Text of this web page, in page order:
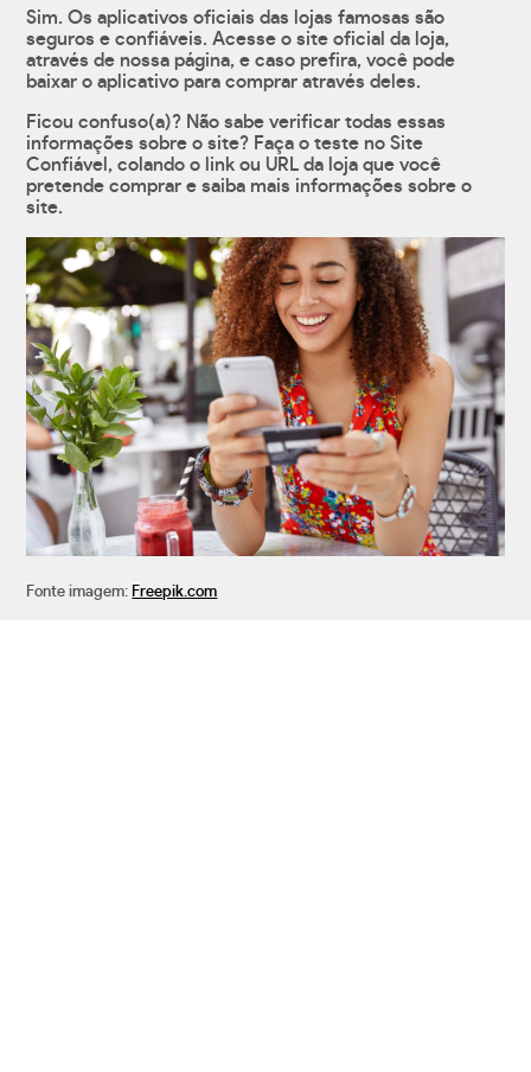
Sim. Os aplicativos oficiais das lojas famosas são
seguros e confiáveis. Acesse o site oficial da loja,
através de nossa página, e caso prefira, você pode
baixar o aplicativo para comprar através deles.
Ficou confuso(a)? Não sabe verificar todas essas
informações sobre o site? Faça o teste no Site
Confiável, colando o link ou URL da loja que você
pretende comprar e saiba mais informações sobre o
site.
Fonte imagem: Freepik.com